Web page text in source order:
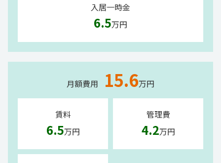
入居一時金
6.5万円
月額費用 15.6万円
賃料
6.5万円
管理費
4.2万円